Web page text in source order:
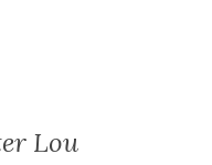
Lou